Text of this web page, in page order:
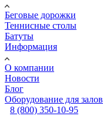
Беговые дорожки
Теннисные столы
Батуты
Информация
О компании
Новости
Блог
Оборудование для залов
8 (800) 350-10-95